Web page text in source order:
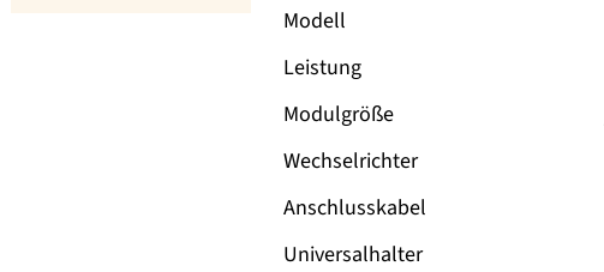
Modell
Leistung
Modulgröße
Wechselrichter
Anschlusskabel
Universalhalter